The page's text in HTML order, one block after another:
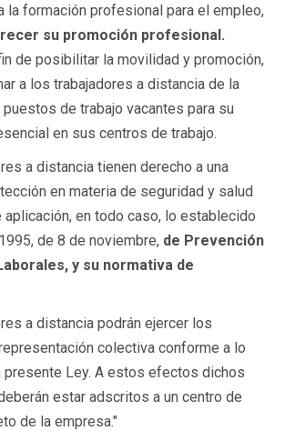
la formación profesional para el empleo,
su promoción profesional.
de posibilitar la movilidad y promoción,
a los trabajadores a distancia de la
de trabajo vacantes para su
en sus centros de trabajo.
a distancia tienen derecho a una
en materia de seguridad y salud
aplicación, en todo caso, lo establecido
de 8 de noviembre, de Prevención
y su normativa de
a distancia podrán ejercer los
colectiva conforme a lo
presente Ley. A estos efectos dichos
estar adscritos a un centro de
de la empresa."